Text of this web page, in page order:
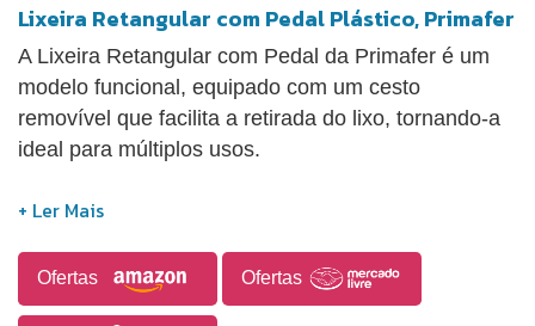
Lixeira Retangular com Pedal Plástico, Primafer
A Lixeira Retangular com Pedal da Primafer é um
modelo funcional, equipado com um cesto
removível que facilita a retirada do lixo, tornando-a
ideal para múltiplos usos.
Ofertas Ofertas